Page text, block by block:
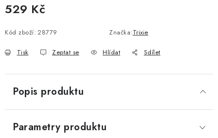
529 Kč
Kód zboží: 28779 Značka:Trixie
Tisk Zeptat se Hlídat Sdílet
Popis produktu
Parametry produktu